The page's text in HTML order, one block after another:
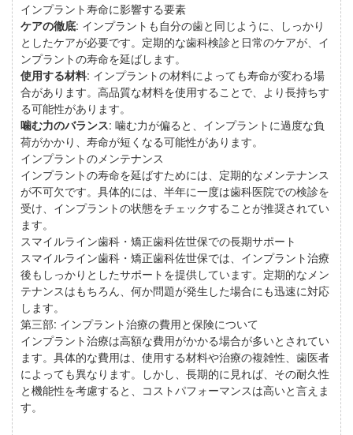
インプラント寿命に影響する要素
ケアの徹底: インプラントも自分の歯と同じように、しっかり
としたケアが必要です。定期的な歯科検診と日常のケアが、イ
ンプラントの寿命を延ばします。
使用する材料: インプラントの材料によっても寿命が変わる場
合があります。高品質な材料を使用することで、より長持ちす
る可能性があります。
噛む力のバランス: 噛む力が偏ると、インプラントに過度な負
荷がかかり、寿命が短くなる可能性があります。
インプラントのメンテナンス
インプラントの寿命を延ばすためには、定期的なメンテナンス
が不可欠です。具体的には、半年に一度は歯科医院での検診を
受け、インプラントの状態をチェックすることが推奨されてい
ます。
スマイルライン歯科・矯正歯科佐世保での長期サポート
スマイルライン歯科・矯正歯科佐世保では、インプラント治療
後もしっかりとしたサポートを提供しています。定期的なメン
テナンスはもちろん、何か問題が発生した場合にも迅速に対応
します。
第三部: インプラント治療の費用と保険について
インプラント治療は高額な費用がかかる場合が多いとされてい
ます。具体的な費用は、使用する材料や治療の複雑性、歯医者
によっても異なります。しかし、長期的に見れば、その耐久性
と機能性を考慮すると、コストパフォーマンスは高いと言えま
す。